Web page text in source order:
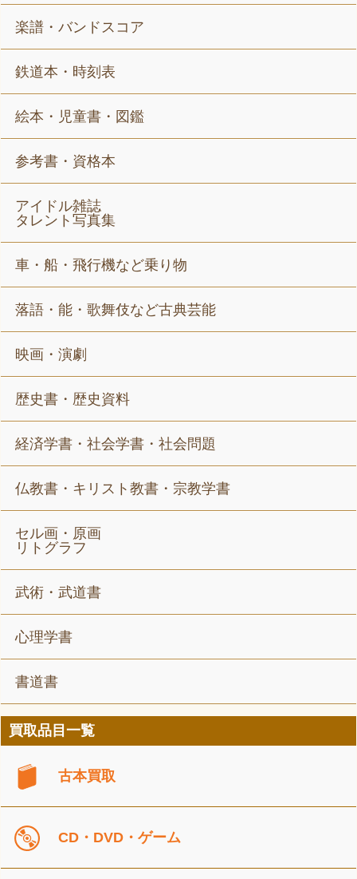
楽譜・バンドスコア
鉄道本・時刻表
絵本・児童書・図鑑
参考書・資格本
アイドル雑誌
タレント写真集
車・船・飛行機など乗り物
落語・能・歌舞伎など古典芸能
映画・演劇
歴史書・歴史資料
経済学書・社会学書・社会問題
仏教書・キリスト教書・宗教学書
セル画・原画
リトグラフ
武術・武道書
心理学書
書道書
買取品目一覧
古本買取
CD・DVD・ゲーム